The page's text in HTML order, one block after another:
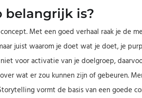
belangrijk is?
Met een goed verhaal raak je de
juist waarom je doet wat je doet, je
voor activatie van je doelgroep,
wat er zou kunnen zijn of gebeuren.
vormt de basis van een goede